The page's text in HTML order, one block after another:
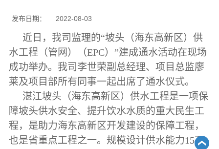
发布日期： 2022-08-03
近日，我司监理的“坡头（海东高新区）供
水工程（管网）（EPC）”建成通水活动在现场
成功举办。我司李世荣副总经理、项目总监廖
莱及项目部所有同事一起出席了通水仪式。
湛江坡头（海东高新区）供水工程是一项保
障坡头供水安全、提升饮水水质的重大民生工
程，是助力海东高新区开发建设的保障工程，
也是省重点工程之一。规模设计供水能力15万